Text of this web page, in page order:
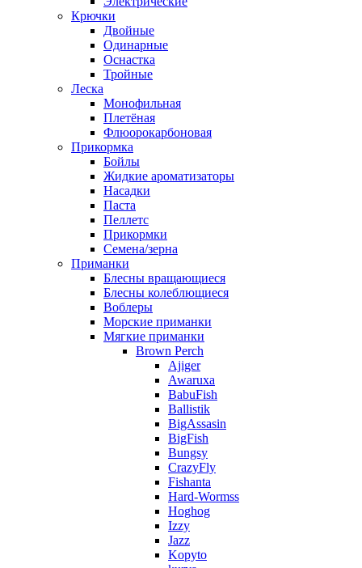
Крючки
Двойные
Одинарные
Оснастка
Тройные
Леска
Монофильная
Плетёная
Флюорокарбоновая
Прикормка
Бойлы
Жидкие ароматизаторы
Насадки
Паста
Пеллетс
Прикормки
Семена/зерна
Приманки
Блесны вращающиеся
Блесны колеблющиеся
Воблеры
Морские приманки
Мягкие приманки
Brown Perch
Ajiger
Awaruxa
BabuFish
Ballistik
BigAssasin
BigFish
Bungsy
CrazyFly
Fishanta
Hard-Wormss
Hoghog
Izzy
Jazz
Kopyto